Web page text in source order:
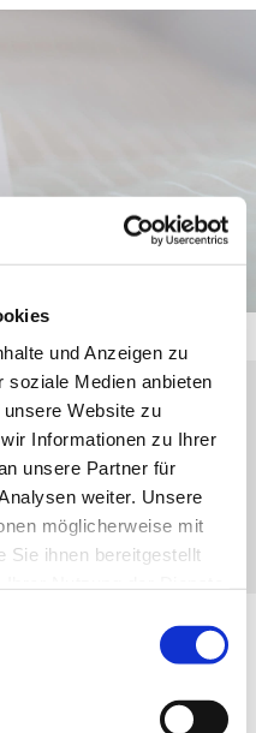
und Anzeigen zu
soziale Medien anbieten
Website zu
Informationen zu Ihrer
unsere Partner für
weiter. Unsere
möglicherweise mit
Sie ihnen bereitgestellt
09:30 Uhr
Neugasse 1,